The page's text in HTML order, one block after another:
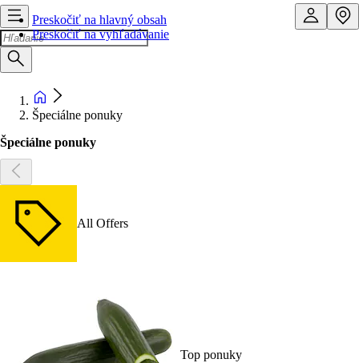
Preskočiť na hlavný obsah
Preskočiť na vyhľadávanie
Špeciálne ponuky
Špeciálne ponuky
All Offers
Top ponuky